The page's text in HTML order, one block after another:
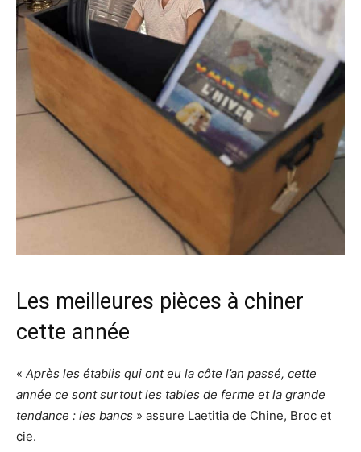
Les meilleures pièces à chiner
cette année
« Après les établis qui ont eu la côte l’an passé, cette
année ce sont surtout les tables de ferme et la grande
tendance : les bancs » assure Laetitia de Chine, Broc et
cie.